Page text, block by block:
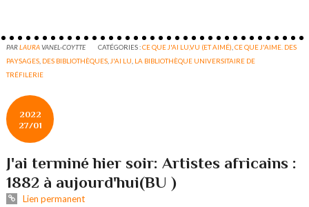
PARLAURAVANEL-COYTTE CATÉGORIES :CE QUE J'AI LU,VU (ET AIMÉ) ,CE QUE J'AIME. DES
PAYSAGES DES BIBLIOTHÈQUES J'AI LU LA BIBLIOTHÈQUE UNIVERSITAIRE DE
TRÉFILERIE
2022
27/01
J'ai terminé hier soir: Artistes africains :
1882 à aujourd'hui(BU )
Lien permanent